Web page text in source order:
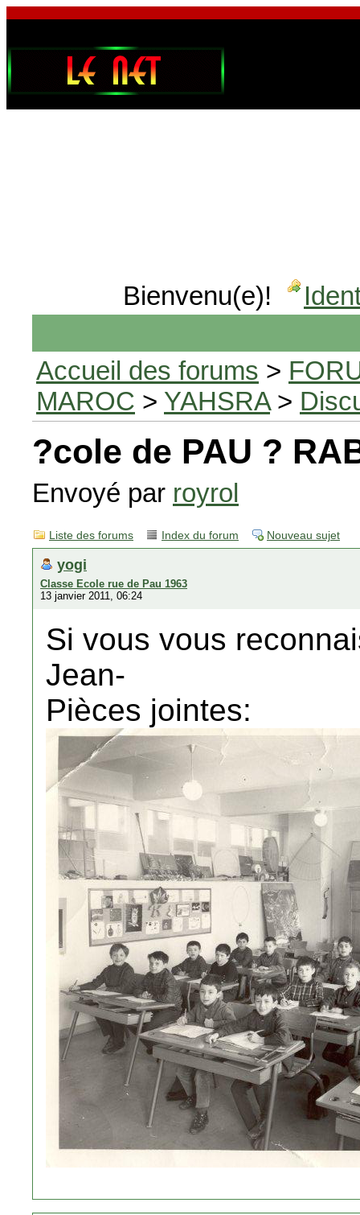
Bienvenu(e)!
Accueil des forums >
MAROC > YAHSRA>
?cole de PAU ?
Envoyé par royrol
Liste des forums Index du forum Nouveau sujet
yogi
Classe Ecole rue de Pau 1963
13 janvier 2011, 06:24
Si vous vous
Jean-
Pièces jointes: